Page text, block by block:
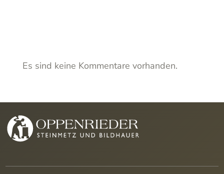
Es sind keine Kommentare vorhanden.